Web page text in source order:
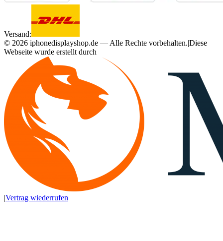
Versand:
© 2026 iphonedisplayshop.de — Alle Rechte vorbehalten.|Diese
Webseite wurde erstellt durch
|Vertrag wiederrufen